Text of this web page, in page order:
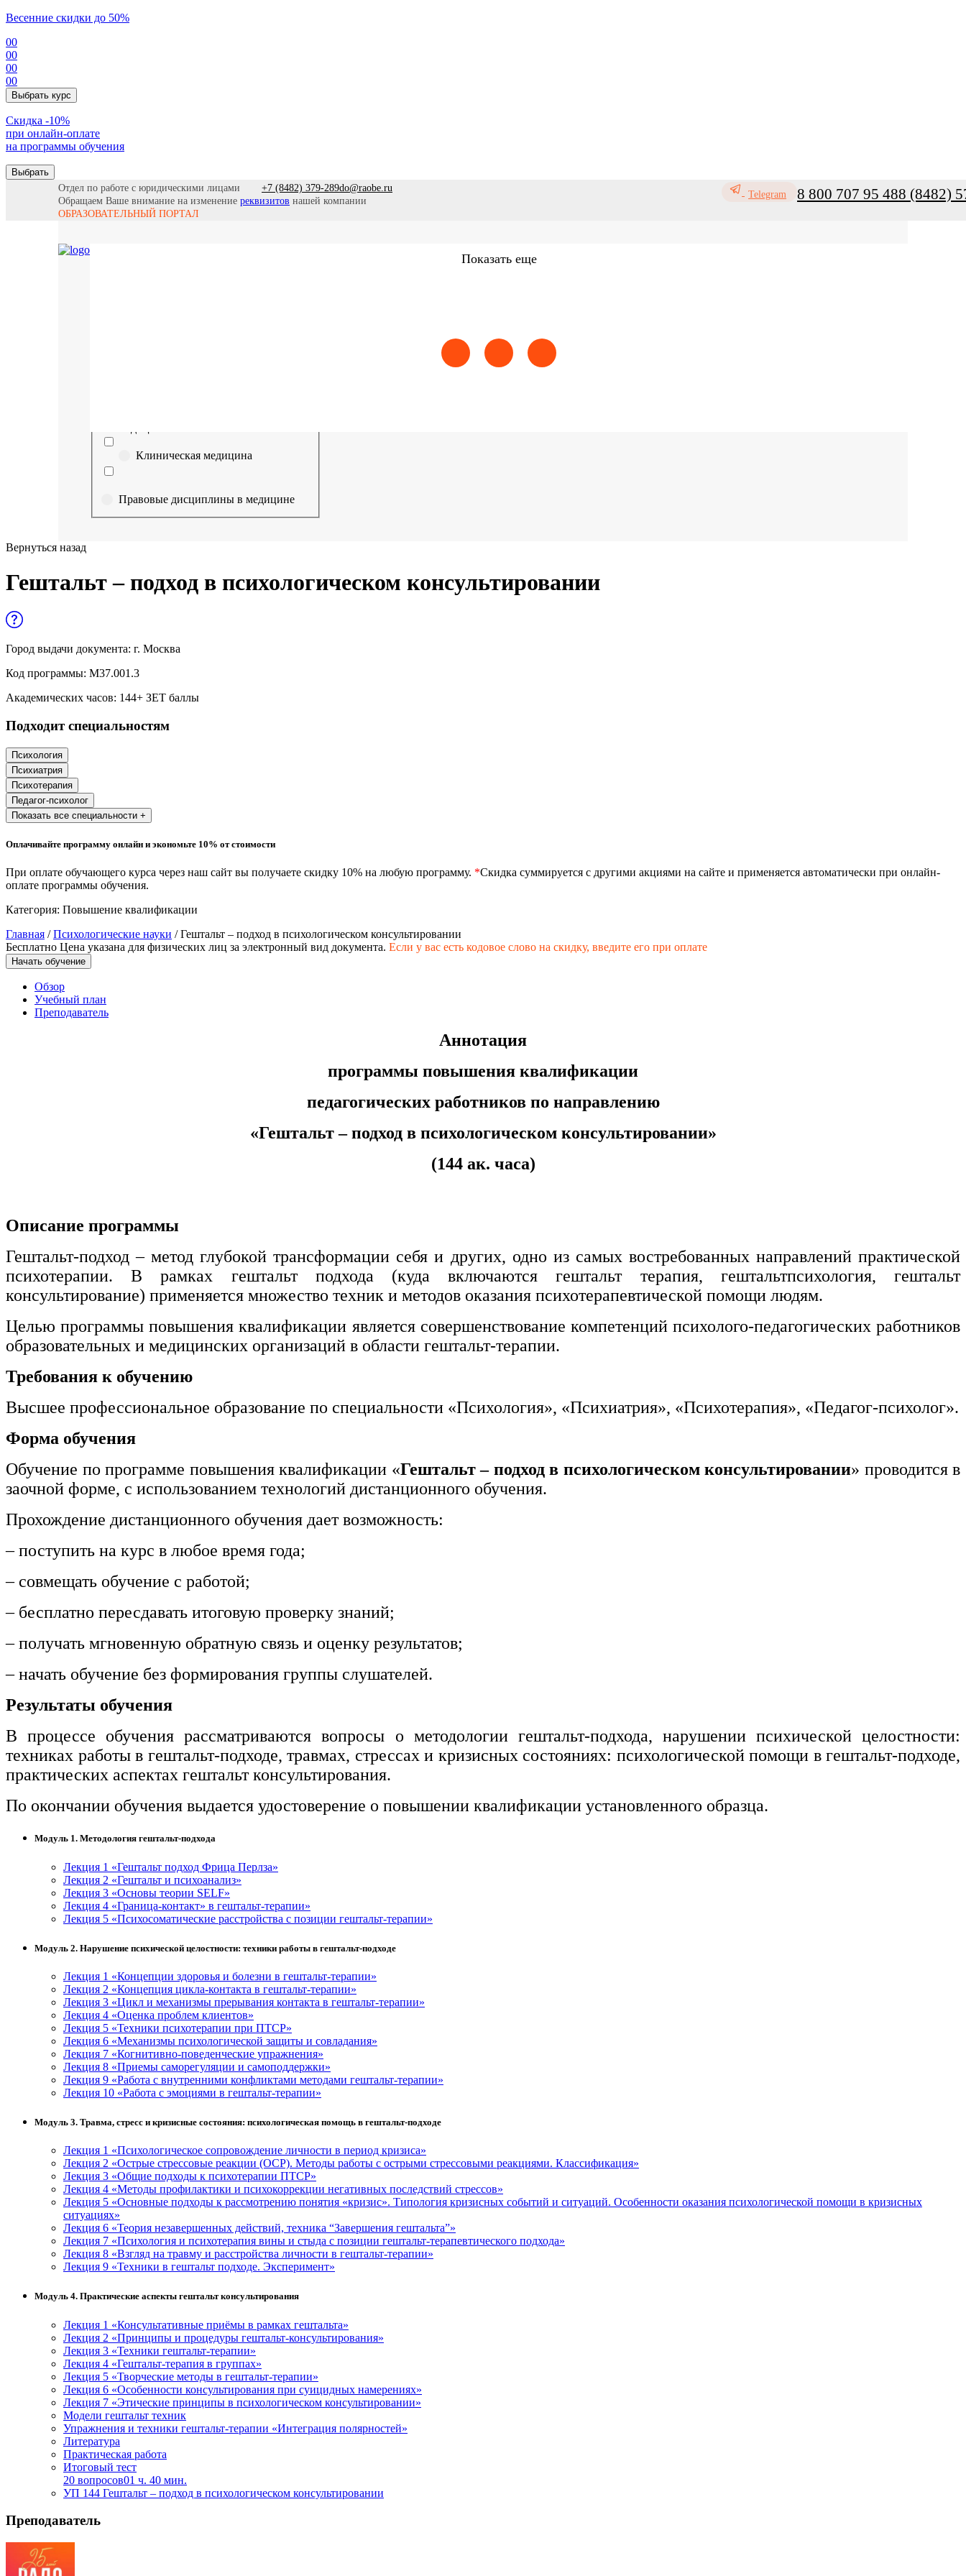
Весенние скидки до 50%
00
00
00
00
Выбрать курс
Cкидка -10%
при онлайн-оплате
на программы обучения
Выбрать
Отдел по работе с юридическими лицами
+7 (8482) 379-289do@raobe.ru
Обращаем Ваше внимание на изменениереквизитов нашей компании
ОБРАЗОВАТЕЛЬНЫЙ ПОРТАЛ
Telegram 8 800 707 95 488 (8482)
Показать еще
Эпидемиология
Клиническая медицина
Правовые дисциплины в медицине
медицине
Образование и педагогические науки
Социология и социальная работа
Психологические науки
Техносферная безопасность и ОТ
Техносферная безопасность и
Экологическая безопасность в
промышленности
Управление производством
Прикладная геология, горное дело,
нефтегазовое дело и геодезия
транспорта
Физкультура и спорт
Изобразительное и прикладные виды
Средства массовой информации и
информативно-библиотечное дело
Управление в технических системах
Ветеринария и зоотехника
Подготовка к периодической
Основные Услуги
Дополнительные Услуги
Вернуться назад
Гештальт – подход в психологическом консультировании
Город выдачи документа: г. Москва
Код программы: М37.001.3
Академических часов: 144+ ЗЕТ баллы
Подходит специальностям
Психология
Психиатрия
Психотерапия
Педагог-психолог
Показать все специальности +
Оплачивайте программу онлайн и экономьте 10% от стоимости
При оплате обучающего курса через наш сайт вы получаете скидку 10% на любую программу. *Скидка суммируется с другими акциями на сайте и применяется автоматически при онлайн-
оплате программы обучения.
Категория: Повышение квалификации
Главная /Психологические науки / Гештальт – подход в психологическом консультировании
Бесплатно Цена указана для физических лиц за электронный вид документа. Если у вас есть кодовое слово на скидку, введите его при оплате
Начать обучение
Обзор
Учебный план
Преподаватель
Аннотация
программы повышения квалификации
педагогических работников по направлению
«Гештальт – подход в психологическом консультировании»
(144 ак. часа)
Описание программы
Гештальт-подход – метод глубокой трансформации себя и других, одно из самых востребованных направлений практической
психотерапии. В рамках гештальт подхода (куда включаются гештальт терапия, гештальтпсихология, гештальт
консультирование) применяется множество техник и методов оказания психотерапевтической помощи людям.
Целью программы повышения квалификации является совершенствование компетенций психолого-педагогических работников
образовательных и медицинских организаций в области гештальт-терапии.
Требования к обучению
Высшее профессиональное образование по специальности «Психология», «Психиатрия», «Психотерапия», «Педагог-психолог».
Форма обучения
Обучение по программе повышения квалификации «Гештальт – подход в психологическом консультировании» проводится в
заочной форме, с использованием технологий дистанционного обучения.
Прохождение дистанционного обучения дает возможность:
– поступить на курс в любое время года;
– совмещать обучение с работой;
– бесплатно пересдавать итоговую проверку знаний;
– получать мгновенную обратную связь и оценку результатов;
– начать обучение без формирования группы слушателей.
Результаты обучения
В процессе обучения рассматриваются вопросы о методологии гештальт-подхода, нарушении психической целостности:
техниках работы в гештальт-подходе, травмах, стрессах и кризисных состояниях: психологической помощи в гештальт-подходе,
практических аспектах гештальт консультирования.
По окончании обучения выдается удостоверение о повышении квалификации установленного образца.
Модуль 1. Методология гештальт-подхода
Лекция 1 «Гештальт подход Фрица Перлза»
Лекция 2 «Гештальт и психоанализ»
Лекция 3 «Основы теории SELF»
Лекция 4 «Граница-контакт» в гештальт-терапии»
Лекция 5 «Психосоматические расстройства с позиции гештальт-терапии»
Модуль 2. Нарушение психической целостности: техники работы в гештальт-подходе
Лекция 1 «Концепции здоровья и болезни в гештальт-терапии»
Лекция 2 «Концепция цикла-контакта в гештальт-терапии»
Лекция 3 «Цикл и механизмы прерывания контакта в гештальт-терапии»
Лекция 4 «Оценка проблем клиентов»
Лекция 5 «Техники психотерапии при ПТСР»
Лекция 6 «Механизмы психологической защиты и совладания»
Лекция 7 «Когнитивно-поведенческие упражнения»
Лекция 8 «Приемы саморегуляции и самоподдержки»
Лекция 9 «Работа с внутренними конфликтами методами гештальт-терапии»
Лекция 10 «Работа с эмоциями в гештальт-терапии»
Модуль 3. Травма, стресс и кризисные состояния: психологическая помощь в гештальт-подходе
Лекция 1 «Психологическое сопровождение личности в период кризиса»
Лекция 2 «Острые стрессовые реакции (ОСР). Методы работы с острыми стрессовыми реакциями. Классификация»
Лекция 3 «Общие подходы к психотерапии ПТСР»
Лекция 4 «Методы профилактики и психокоррекции негативных последствий стрессов»
Лекция 5 «Основные подходы к рассмотрению понятия «кризис». Типология кризисных событий и ситуаций. Особенности оказания психологической помощи в кризисных
ситуациях»
Лекция 6 «Теория незавершенных действий, техника “Завершения гештальта”»
Лекция 7 «Психология и психотерапия вины и стыда с позиции гештальт-терапевтического подхода»
Лекция 8 «Взгляд на травму и расстройства личности в гештальт-терапии»
Лекция 9 «Техники в гештальт подходе. Эксперимент»
Модуль 4. Практические аспекты гештальт консультирования
Лекция 1 «Консультативные приёмы в рамках гештальта»
Лекция 2 «Принципы и процедуры гештальт-консультирования»
Лекция 3 «Техники гештальт-терапии»
Лекция 4 «Гештальт-терапия в группах»
Лекция 5 «Творческие методы в гештальт-терапии»
Лекция 6 «Особенности консультирования при суицидных намерениях»
Лекция 7 «Этические принципы в психологическом консультировании»
Модели гештальт техник
Упражнения и техники гештальт-терапии «Интеграция полярностей»
Литература
Практическая работа
Итоговый тест
20 вопросов01 ч. 40 мин.
УП 144 Гештальт – подход в психологическом консультировании
Преподаватель